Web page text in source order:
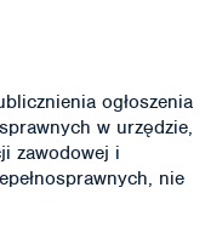
ogłoszenia
w urzędzie,
zawodowej i
nie